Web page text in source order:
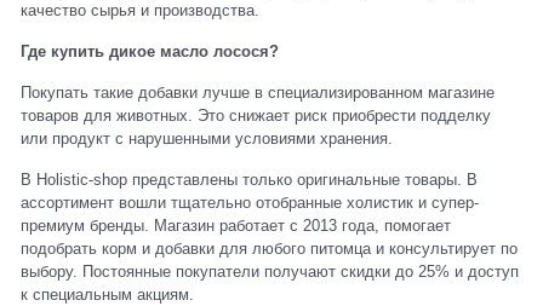
качество сырья и производства.
Где купить дикое масло лосося?
Покупать такие добавки лучше в специализированном магазине
товаров для животных. Это снижает риск приобрести подделку
или продукт с нарушенными условиями хранения.
В Holistic-shop представлены только оригинальные товары. В
ассортимент вошли тщательно отобранные холистик и супер-
премиум бренды. Магазин работает с 2013 года, помогает
подобрать корм и добавки для любого питомца и консультирует по
выбору. Постоянные покупатели получают скидки до 25% и доступ
к специальным акциям.